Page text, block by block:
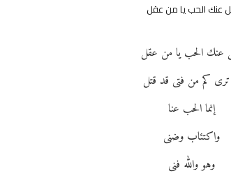
عنك الحب يا من عقل
عنك الحب يا من عقل
كم من فتى قد قتل
إنما الحب عنا
واكتئاب وضنى
وهو والله فنى